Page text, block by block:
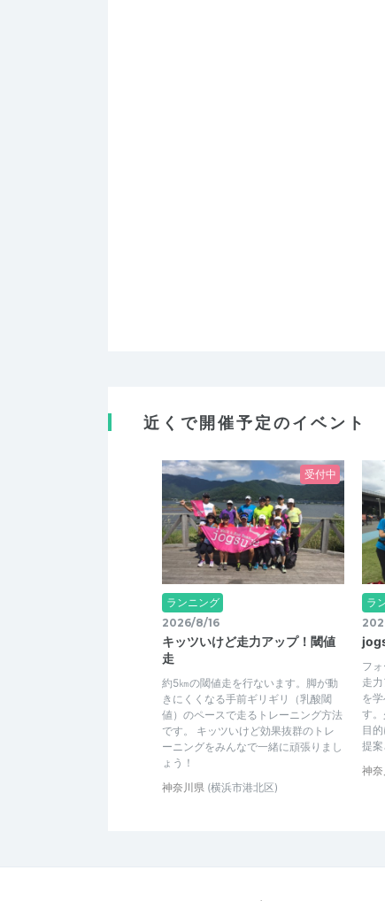
近くで開催予定のイベント
受付中
ランニング
2026/8/16
キッツいけど走力アップ！閾値
走
約5㎞の閾値走を行ないます。脚が動
きにくくなる手前ギリギリ（乳酸閾
値）のペースで走るトレーニング方法
です。 キッツいけど効果抜群のトレ
ーニングをみんなで一緒に頑張りまし
ょう！
神奈川県 (横浜市港北区)
ラ
フ
走
を
す
目
提案
神